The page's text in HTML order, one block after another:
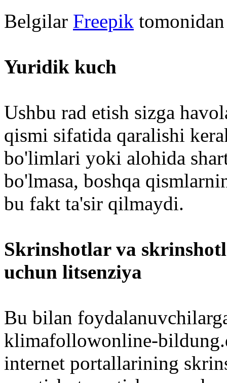
Belgilar Freepik
Yuridik kuch
Ushbu rad etish sizga
qismi sifatida qaralishi
bo'limlari yoki alohida
bo'lmasa, boshqa
bu fakt ta'sir qilmaydi.
Skrinshotlar va
uchun litsenziya
Bu bilan
klimafollowonline-
internet portallarining